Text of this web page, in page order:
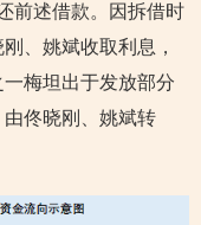
前述借款。因拆借时
、姚斌收取利息，
梅坦出于发放部分
佟晓刚、姚斌转